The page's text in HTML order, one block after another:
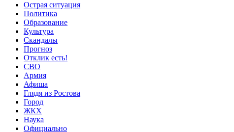
Острая ситуация
Политика
Образование
Культура
Скандалы
Прогноз
Отклик есть!
СВО
Армия
Афиша
Глядя из Ростова
Город
ЖКХ
Наука
Официально